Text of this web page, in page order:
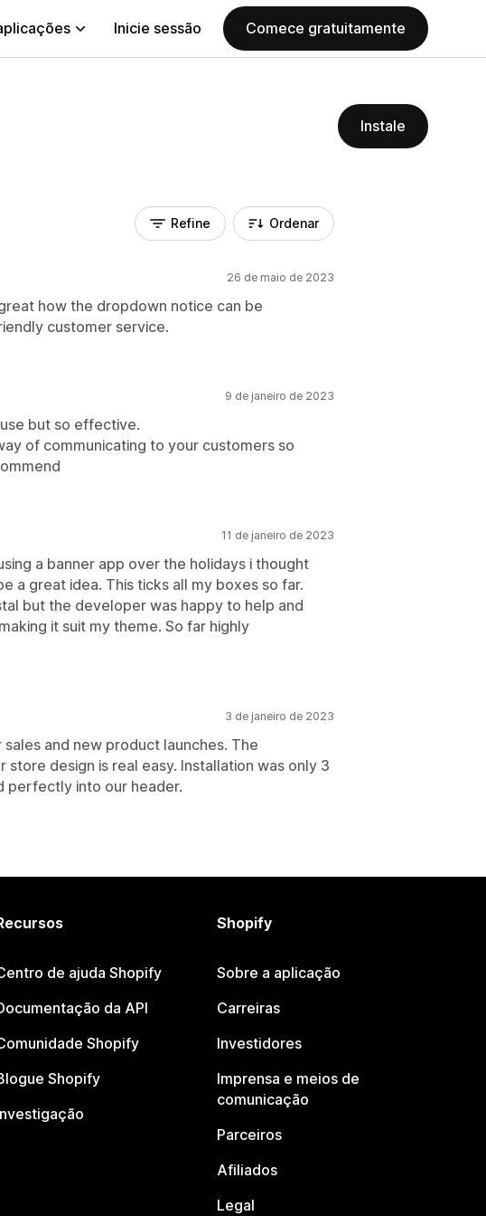
Inicie sessão Comece gratuitamente
Instale
Refine Ordenar
26 de maio de 2023
how the dropdown notice can be
customer service.
9 de janeiro de 2023
but so effective.
of communicating to your customers so
11 de janeiro de 2023
a banner app over the holidays i thought
a great idea. This ticks all my boxes so far.
but the developer was happy to help and
it suit my theme. So far highly
3 de janeiro de 2023
and new product launches. The
store design is real easy. Installation was only 3
perfectly into our header.
de ajuda Shopify
da API
Shopify
Shopify
Shopify
Sobre a aplicação
Carreiras
Investidores
Imprensa e meios de
comunicação
Parceiros
Afiliados
Legal